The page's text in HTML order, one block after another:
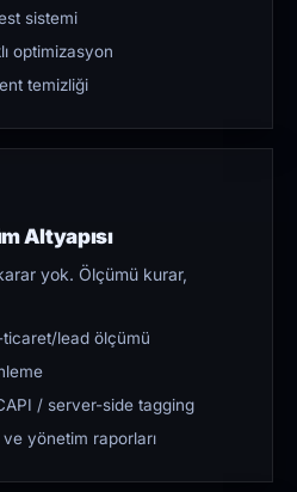
sistemi
optimizasyon
temizliği
Altyapısı
yok. Ölçümü kurar,
lead ölçümü
/ server-side tagging
yönetim raporları